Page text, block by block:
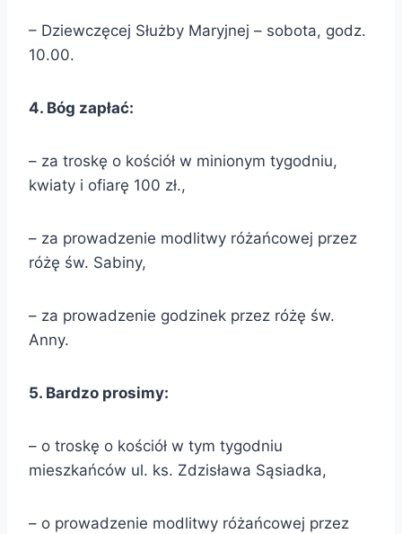
– Dziewczęcej Służby Maryjnej – sobota, godz.
10.00.
4. Bóg zapłać:
– za troskę o kościół w minionym tygodniu,
kwiaty i ofiarę 100 zł.,
– za prowadzenie modlitwy różańcowej przez
różę św. Sabiny,
– za prowadzenie godzinek przez różę św.
Anny.
5. Bardzo prosimy:
– o troskę o kościół w tym tygodniu
mieszkańców ul. ks. Zdzisława Sąsiadka,
– o prowadzenie modlitwy różańcowej przez